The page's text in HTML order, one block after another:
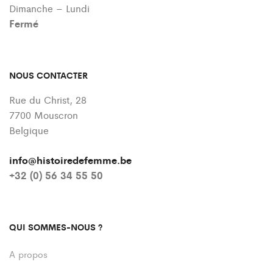
Dimanche – Lundi
Fermé
NOUS CONTACTER
Rue du Christ, 28
7700 Mouscron
Belgique
info@histoiredefemme.be
+32 (0) 56 34 55 50
QUI SOMMES-NOUS ?
A propos